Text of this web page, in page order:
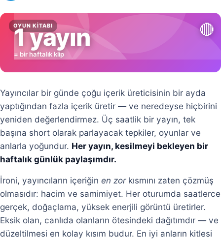
OYUN KITABI 🔴
1 yayın
= bir haftalık klip
Yayıncılar bir günde çoğu içerik üreticisinin bir ayda
yaptığından fazla içerik üretir — ve neredeyse hiçbirini
yeniden değerlendirmez. Üç saatlik bir yayın, tek
başına short olarak parlayacak tepkiler, oyunlar ve
anlarla yoğundur. Her yayın, kesilmeyi bekleyen bir
haftalık günlük paylaşımdır.
İroni, yayıncıların içeriğin en zorkısmını zaten çözmüş
olmasıdır: hacim ve samimiyet. Her oturumda saatlerce
gerçek, doğaçlama, yüksek enerjili görüntü üretirler.
Eksik olan, canlıda olanların ötesindeki dağıtımdır — ve
düzeltilmesi en kolay kısım budur. En iyi anların kitlesi